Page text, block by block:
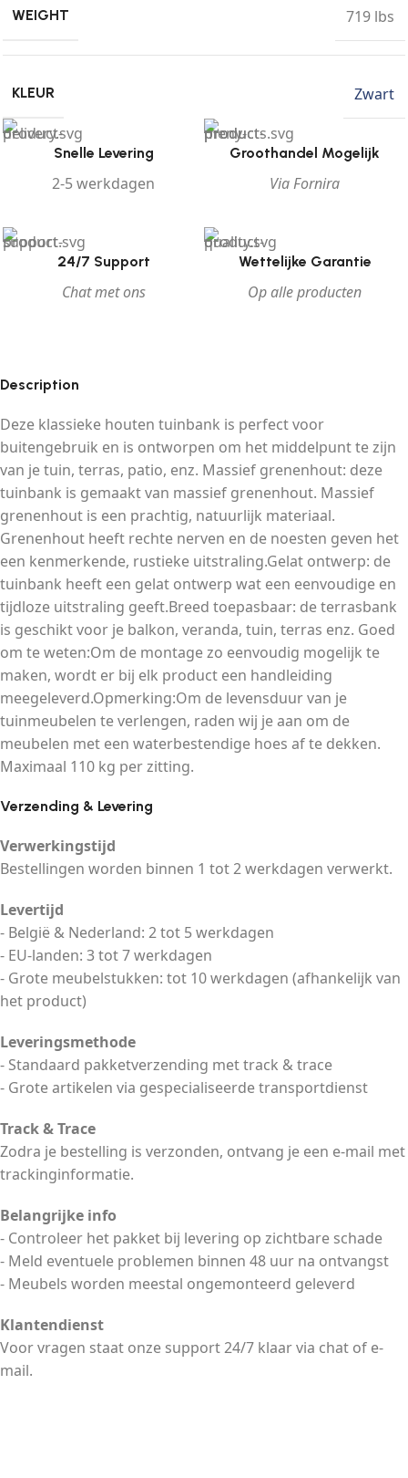
WEIGHT 719 lbs
KLEUR Zwart
Snelle Levering
2-5 werkdagen
Groothandel Mogelijk
Via Fornira
24/7 Support
Chat met ons
Wettelijke Garantie
Op alle producten
Description
Deze klassieke houten tuinbank is perfect voor
buitengebruik en is ontworpen om het middelpunt te zijn
van je tuin, terras, patio, enz. Massief grenenhout: deze
tuinbank is gemaakt van massief grenenhout. Massief
grenenhout is een prachtig, natuurlijk materiaal.
Grenenhout heeft rechte nerven en de noesten geven het
een kenmerkende, rustieke uitstraling.Gelat ontwerp: de
tuinbank heeft een gelat ontwerp wat een eenvoudige en
tijdloze uitstraling geeft.Breed toepasbaar: de terrasbank
is geschikt voor je balkon, veranda, tuin, terras enz. Goed
om te weten:Om de montage zo eenvoudig mogelijk te
maken, wordt er bij elk product een handleiding
meegeleverd.Opmerking:Om de levensduur van je
tuinmeubelen te verlengen, raden wij je aan om de
meubelen met een waterbestendige hoes af te dekken.
Maximaal 110 kg per zitting.
Verzending & Levering
Verwerkingstijd
Bestellingen worden binnen 1 tot 2 werkdagen verwerkt.
Levertijd
- België & Nederland: 2 tot 5 werkdagen
- EU-landen: 3 tot 7 werkdagen
- Grote meubelstukken: tot 10 werkdagen (afhankelijk van
het product)
Leveringsmethode
- Standaard pakketverzending met track & trace
- Grote artikelen via gespecialiseerde transportdienst
Track & Trace
Zodra je bestelling is verzonden, ontvang je een e-mail met
trackinginformatie.
Belangrijke info
- Controleer het pakket bij levering op zichtbare schade
- Meld eventuele problemen binnen 48 uur na ontvangst
- Meubels worden meestal ongemonteerd geleverd
Klantendienst
Voor vragen staat onze support 24/7 klaar via chat of e-
mail.